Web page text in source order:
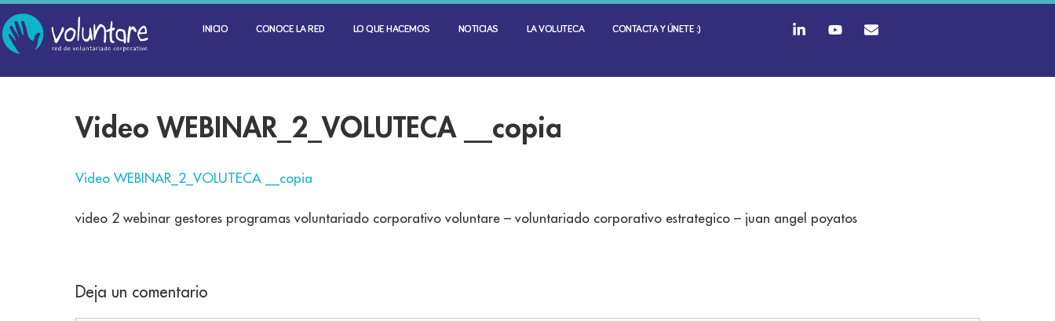
INICIO CONOCE LA RED LO QUE HACEMOS NOTICIAS LA VOLUTECA CONTACTA Y ÚNETE :)
Video WEBINAR_2_VOLUTECA __copia
Video WEBINAR_2_VOLUTECA __copia
video 2 webinar gestores programas voluntariado corporativo voluntare – voluntariado corporativo estrategico – juan angel poyatos
Deja un comentario